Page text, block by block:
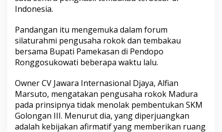
Indonesia.
Pandangan itu mengemuka dalam forum
silaturahmi pengusaha rokok dan tembakau
bersama Bupati Pamekasan di Pendopo
Ronggosukowati beberapa waktu lalu.
Owner CV Jawara Internasional Djaya, Alfian
Marsuto, mengatakan pengusaha rokok Madura
pada prinsipnya tidak menolak pembentukan SKM
Golongan III. Menurut dia, yang diperjuangkan
adalah kebijakan afirmatif yang memberikan ruang